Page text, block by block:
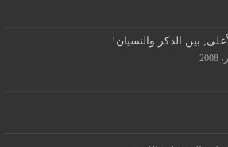
بين الذكر والنسيان!